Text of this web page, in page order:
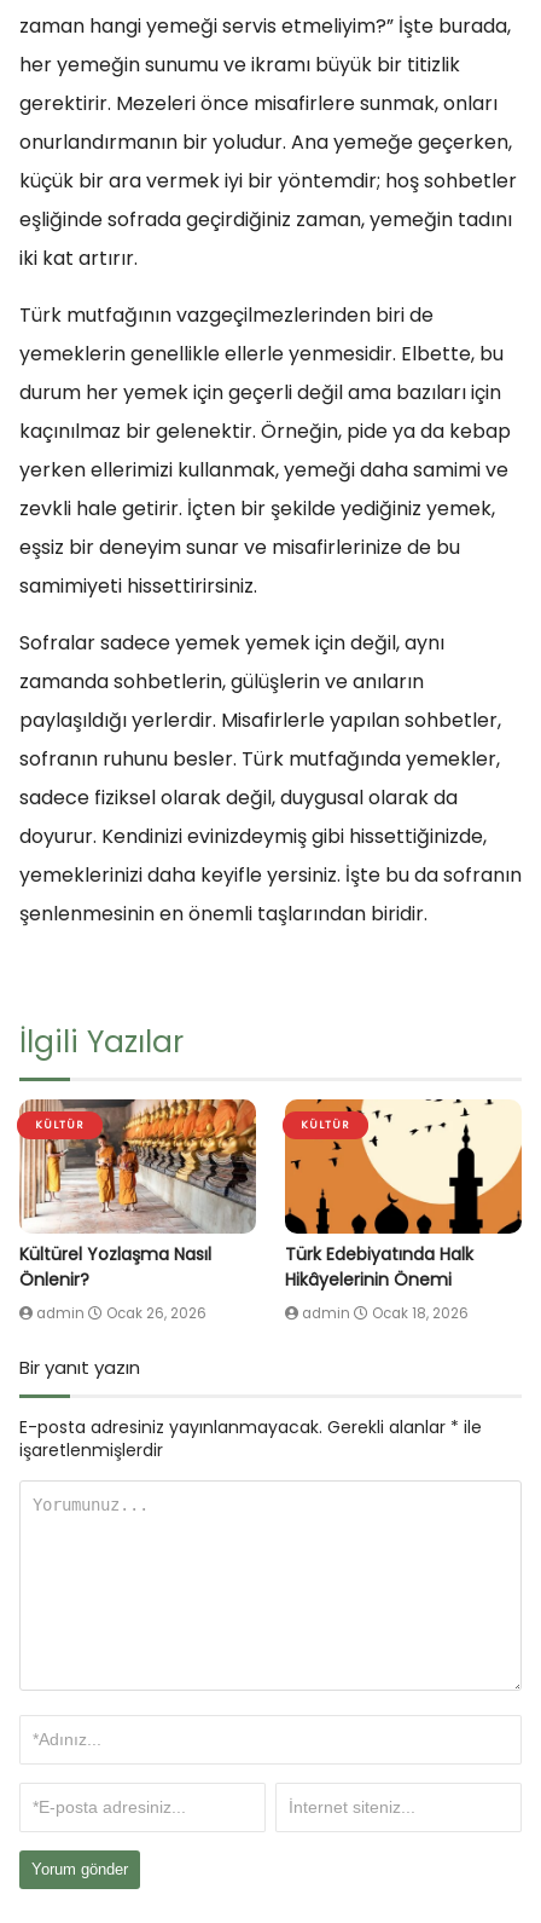
zaman hangi yemeği servis etmeliyim?” İşte burada,
her yemeğin sunumu ve ikramı büyük bir titizlik
gerektirir. Mezeleri önce misafirlere sunmak, onları
onurlandırmanın bir yoludur. Ana yemeğe geçerken,
küçük bir ara vermek iyi bir yöntemdir; hoş sohbetler
eşliğinde sofrada geçirdiğiniz zaman, yemeğin tadını
iki kat artırır.
Türk mutfağının vazgeçilmezlerinden biri de
yemeklerin genellikle ellerle yenmesidir. Elbette, bu
durum her yemek için geçerli değil ama bazıları için
kaçınılmaz bir gelenektir. Örneğin, pide ya da kebap
yerken ellerimizi kullanmak, yemeği daha samimi ve
zevkli hale getirir. İçten bir şekilde yediğiniz yemek,
eşsiz bir deneyim sunar ve misafirlerinize de bu
samimiyeti hissettirirsiniz.
Sofralar sadece yemek yemek için değil, aynı
zamanda sohbetlerin, gülüşlerin ve anıların
paylaşıldığı yerlerdir. Misafirlerle yapılan sohbetler,
sofranın ruhunu besler. Türk mutfağında yemekler,
sadece fiziksel olarak değil, duygusal olarak da
doyurur. Kendinizi evinizdeymiş gibi hissettiğinizde,
yemeklerinizi daha keyifle yersiniz. İşte bu da sofranın
şenlenmesinin en önemli taşlarından biridir.
İlgili Yazılar
KÜLTÜR
Kültürel Yozlaşma Nasıl
Önlenir?
admin Ocak 26, 2026
KÜLTÜR
Türk Edebiyatında Halk
Hikâyelerinin Önemi
admin Ocak 18, 2026
Bir yanıt yazın
E-posta adresiniz yayınlanmayacak. Gerekli alanlar * ile
işaretlenmişlerdir